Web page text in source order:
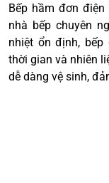
Bếp hầm đơn
nhà bếp chuyên
nhiệt ổn định,
thời gian và nhiên
dễ dàng vệ sinh,